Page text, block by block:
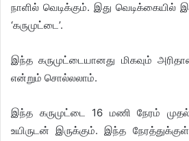
நாளில் வெடிக்கும். இது வெடிக்கையில்
‘கருமுட்டை’.
இந்த கருமுட்டையானது மிகவும்
என்றும் சொல்லலாம்.
இந்த கருமுட்டை 16 மணி நேரம்
உயிருடன் இருக்கும். இந்த